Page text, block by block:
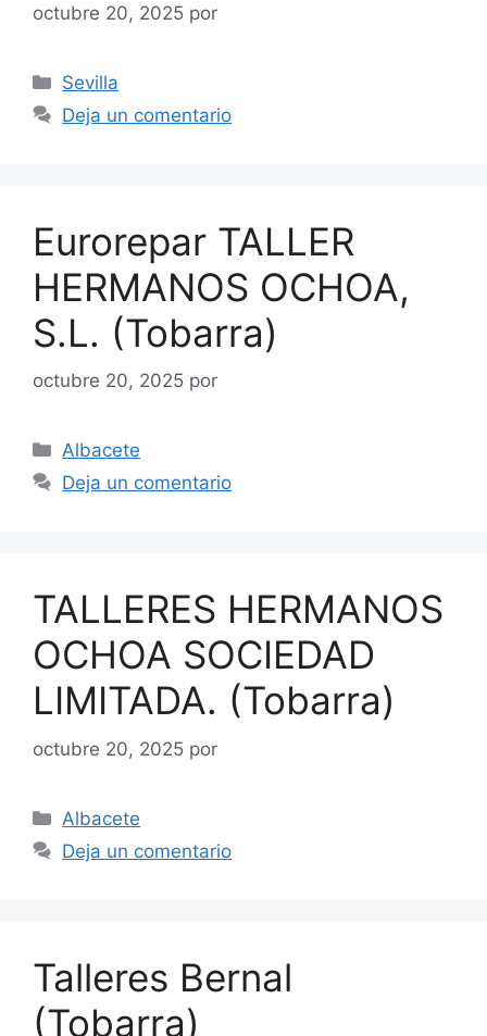
octubre 20, 2025 por
Categorías
Sevilla
Deja un comentario
Eurorepar TALLER
HERMANOS OCHOA,
S.L. (Tobarra)
octubre 20, 2025 por
Categorías
Albacete
Deja un comentario
TALLERES HERMANOS
OCHOA SOCIEDAD
LIMITADA. (Tobarra)
octubre 20, 2025 por
Categorías
Albacete
Deja un comentario
Talleres Bernal
(Tobarra)